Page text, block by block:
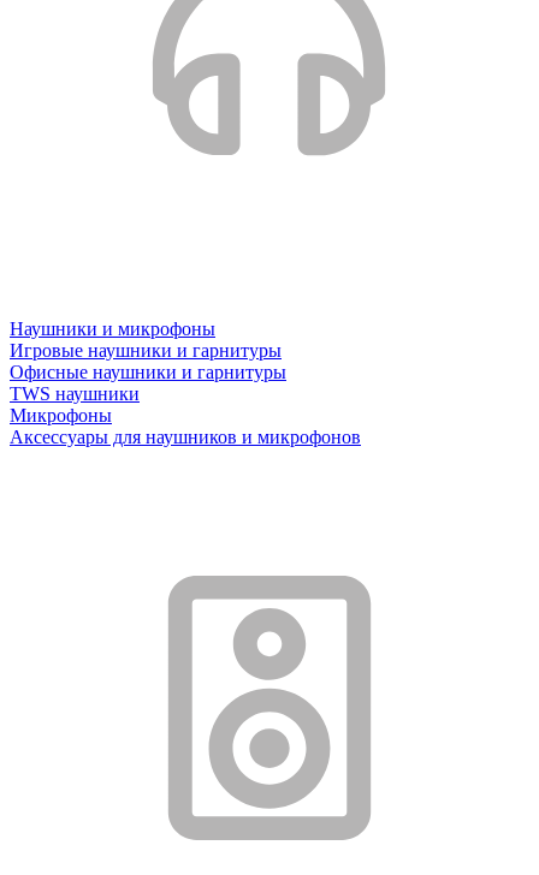
Наушники и микрофоны
Игровые наушники и гарнитуры
Офисные наушники и гарнитуры
TWS наушники
Микрофоны
Аксессуары для наушников и микрофонов